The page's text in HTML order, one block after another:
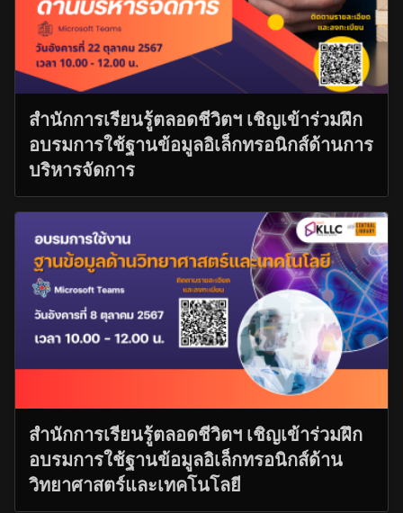
สำนักการเรียนรู้ตลอดชีวิตฯ เชิญเข้าร่วมฝึก
อบรมการใช้ฐานข้อมูลอิเล็กทรอนิกส์ด้านการ
บริหารจัดการ
สำนักการเรียนรู้ตลอดชีวิตฯ เชิญเข้าร่วมฝึก
อบรมการใช้ฐานข้อมูลอิเล็กทรอนิกส์ด้าน
วิทยาศาสตร์และเทคโนโลยี